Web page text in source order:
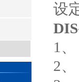
设
1
2